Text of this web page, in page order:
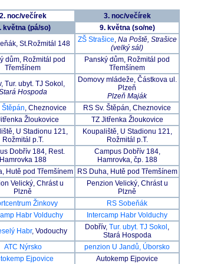
2. noc/večírek
3. noc/večírek
května (pá/so)
9. května (so/ne)
St.Rožmitál 148 ZŠ Strašice, Na Poště, Strašice
(velký sál)
dům, Rožmitál pod
Třemšínem
Panský dům, Rožmitál pod
Třemšínem
Tur. ubyt. TJ Sokol,
Hospoda
Domovy mládeže, Částkova ul.
Plzeň
Plzeň Maják
Štěpán, Cheznovice
RS Sv. Štěpán, Cheznovice
Žloukovice
TZ Jitřenka Žloukovice
U Stadionu 121,
Rožmitál p.T.
Koupaliště, U Stadionu 121,
Rožmitál p.T.
Dobřív 184, Rest.
Hamrovka 188
Campus Dobřív 184,
Hamrovka, čp. 188
Hutě pod Třemšínem
RS Duha, Hutě pod Třemšínem
Velický, Chrást u
Plzně
Penzion Velický, Chrást u
Plzně
Žinkovy
RS Sobeňák
Habr Volduchy
Intercamp Habr Volduchy
Habr, Vodouchy Dobřív, Tur. ubyt. TJ Sokol ,
Stará Hospoda
ATC Nýrsko
penzion U Jandů, Úborsko
Ejpovice Autokemp Ejpovice